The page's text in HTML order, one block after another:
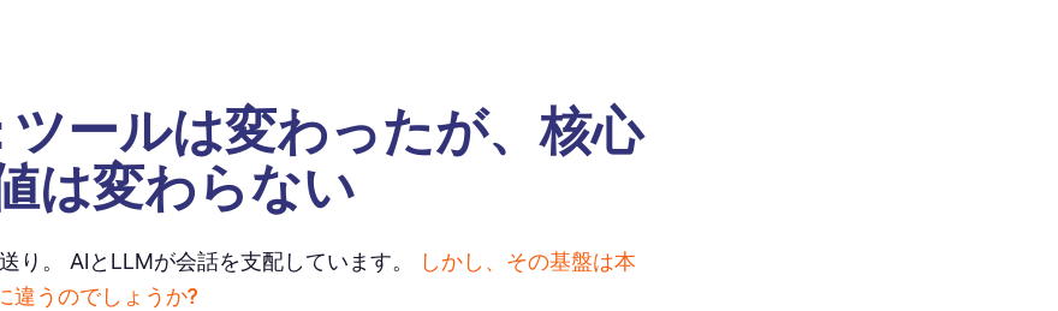
ツールは変わったが、核心
は変わらない
り。 AIとLLMが会話を支配しています。
しかし、その基盤は本
違うのでしょうか?